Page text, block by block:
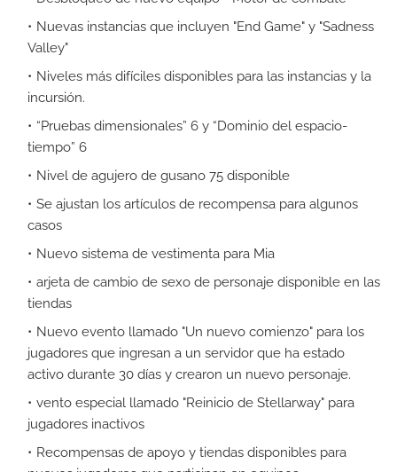
Nuevas instancias que incluyen "End Game" y "Sadness
Valley"
Niveles más difíciles disponibles para las instancias y la
incursión.
“Pruebas dimensionales” 6 y “Dominio del espacio-
tiempo” 6
Nivel de agujero de gusano 75 disponible
Se ajustan los artículos de recompensa para algunos
casos
Nuevo sistema de vestimenta para Mia
arjeta de cambio de sexo de personaje disponible en las
tiendas
Nuevo evento llamado "Un nuevo comienzo" para los
jugadores que ingresan a un servidor que ha estado
activo durante 30 días y crearon un nuevo personaje.
vento especial llamado "Reinicio de Stellarway" para
jugadores inactivos
Recompensas de apoyo y tiendas disponibles para